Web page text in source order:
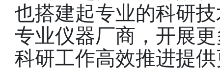
也搭建起专业的科研
专业仪器厂商，开展
科研工作高效推进提